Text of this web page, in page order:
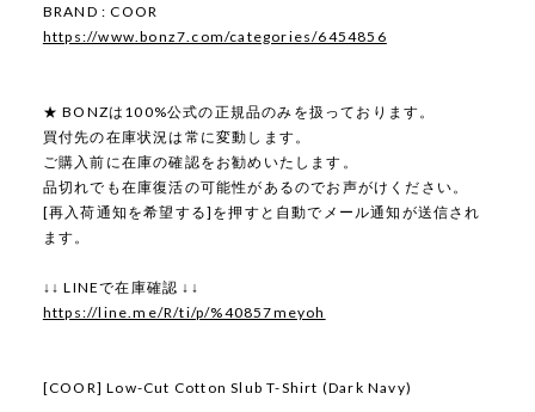
BRAND : COOR
https://www.bonz7.com/categories/6454856
★ BONZは100%公式の正規品のみを扱っております。
買付先の在庫状況は常に変動します。
ご購入前に在庫の確認をお勧めいたします。
品切れでも在庫復活の可能性があるのでお声がけください。
[再入荷通知を希望する]を押すと自動でメール通知が送信され
ます。
↓↓ LINEで在庫確認 ↓↓
https://line.me/R/ti/p/%40857meyoh
[COOR] Low-Cut Cotton Slub T-Shirt (Dark Navy)